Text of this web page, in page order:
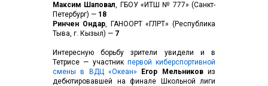
Максим Шаповал, ГБОУ «ИТШ № 777» (Санкт-
Петербург) — 18
Ринчен Ондар, ГАНООРТ «ГЛРТ» (Республика
Тыва, г. Кызыл) — 7
Интересную борьбу зрители увидели и в
Тетрисе — участник первой киберспортивной
смены в ВДЦ «Океан»
Егор Мельниковиз
дебютировавшей на финале Школьной лиги